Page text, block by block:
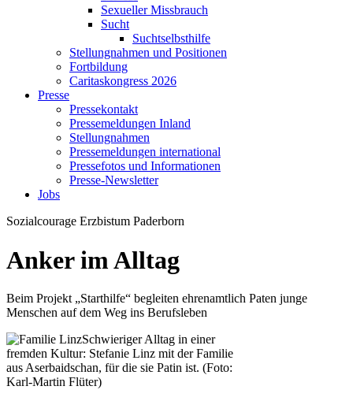
Sexueller Missbrauch
Sucht
Suchtselbsthilfe
Stellungnahmen und Positionen
Fortbildung
Caritaskongress 2026
Presse
Pressekontakt
Pressemeldungen Inland
Stellungnahmen
Pressemeldungen international
Pressefotos und Informationen
Presse-Newsletter
Jobs
Sozialcourage Erzbistum Paderborn
Anker im Alltag
Beim Projekt „Starthilfe“ begleiten ehrenamtlich Paten junge
Menschen auf dem Weg ins Berufsleben
Schwieriger Alltag in einer
fremden Kultur: Stefanie Linz mit der Familie
aus Aserbaidschan, für die sie Patin ist. (Foto:
Karl-Martin Flüter)